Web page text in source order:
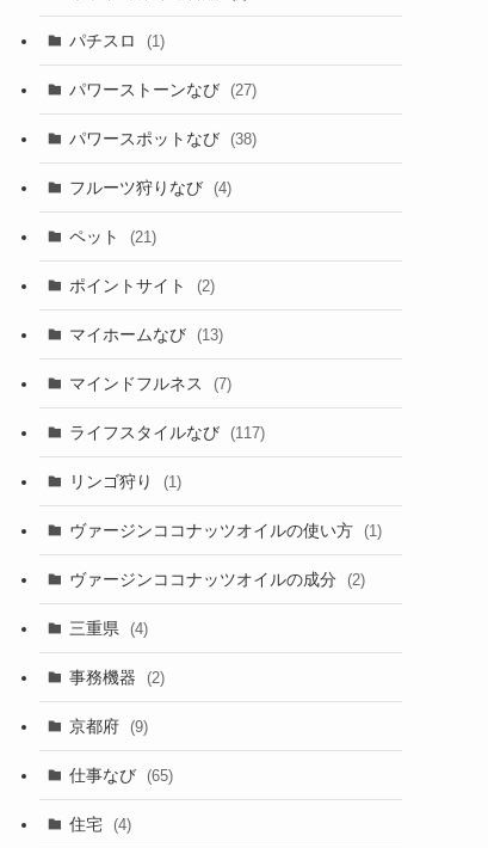
パチスロ (1)
パワーストーンなび (27)
パワースポットなび (38)
フルーツ狩りなび (4)
ペット (21)
ポイントサイト (2)
マイホームなび (13)
マインドフルネス (7)
ライフスタイルなび (117)
リンゴ狩り (1)
ヴァージンココナッツオイルの使い方 (1)
ヴァージンココナッツオイルの成分 (2)
三重県 (4)
事務機器 (2)
京都府 (9)
仕事なび (65)
住宅 (4)